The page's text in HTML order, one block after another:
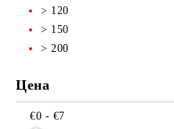
> 120
> 150
> 200
Цена
€0 - €7